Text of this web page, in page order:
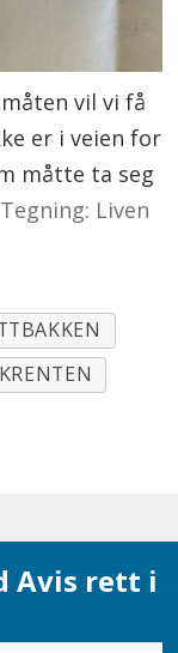
måten vil vi få
er i veien for
måtte ta seg
Tegning: Liven
Avis rett i